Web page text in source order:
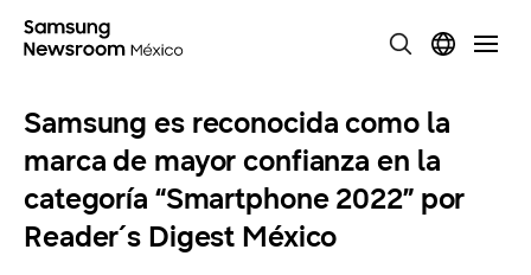
Samsung es reconocida como la
marca de mayor confianza en la
categoría “Smartphone 2022” por
Reader´s Digest México